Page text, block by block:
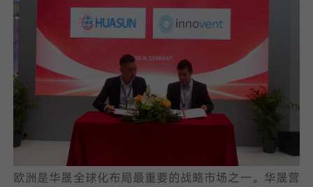
欧洲是华晟全球化布局最重要的战略市场之一。华晟营